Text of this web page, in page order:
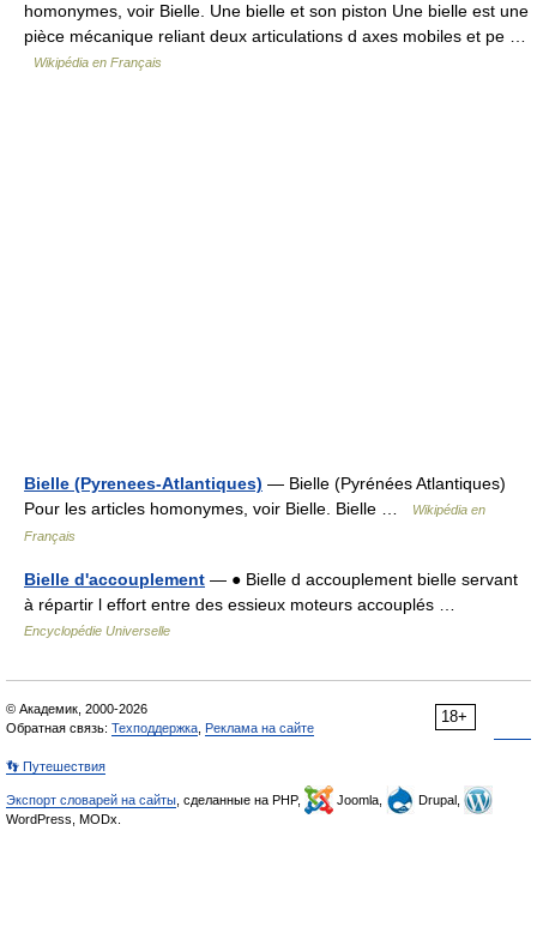
homonymes, voir Bielle. Une bielle et son piston Une bielle est une
pièce mécanique reliant deux articulations d axes mobiles et pe …
Wikipédia en Français
Bielle (Pyrenees-Atlantiques) — Bielle (Pyrénées Atlantiques)
Pour les articles homonymes, voir Bielle. Bielle …
Wikipédia en
Français
Bielle d'accouplement — ● Bielle d accouplement bielle servant
à répartir l effort entre des essieux moteurs accouplés …
Encyclopédie Universelle
18+
© Академик, 2000-2026
Обратная связь: Техподдержка Реклама на сайте
👣 Путешествия
Экспорт словарей на сайты , сделанные на PHP, Joomla,
Drupal,
WordPress, MODx.